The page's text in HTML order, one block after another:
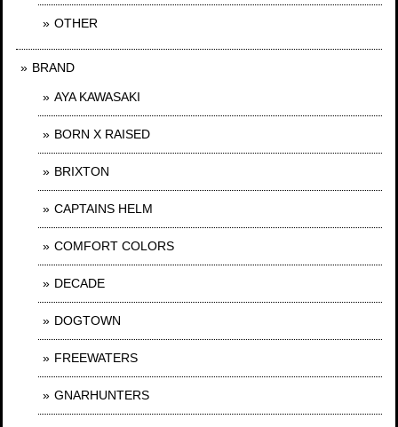
OTHER
BRAND
AYA KAWASAKI
BORN X RAISED
BRIXTON
CAPTAINS HELM
COMFORT COLORS
DECADE
DOGTOWN
FREEWATERS
GNARHUNTERS